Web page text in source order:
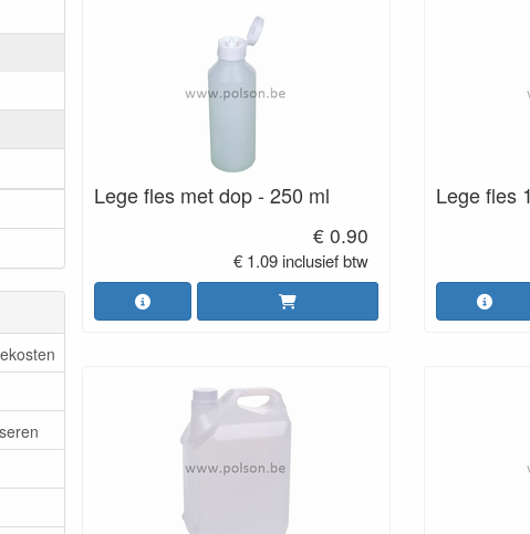
Lege fles met dop - 250 ml
€ 0.90
€ 1.09 inclusief btw
Lege fles